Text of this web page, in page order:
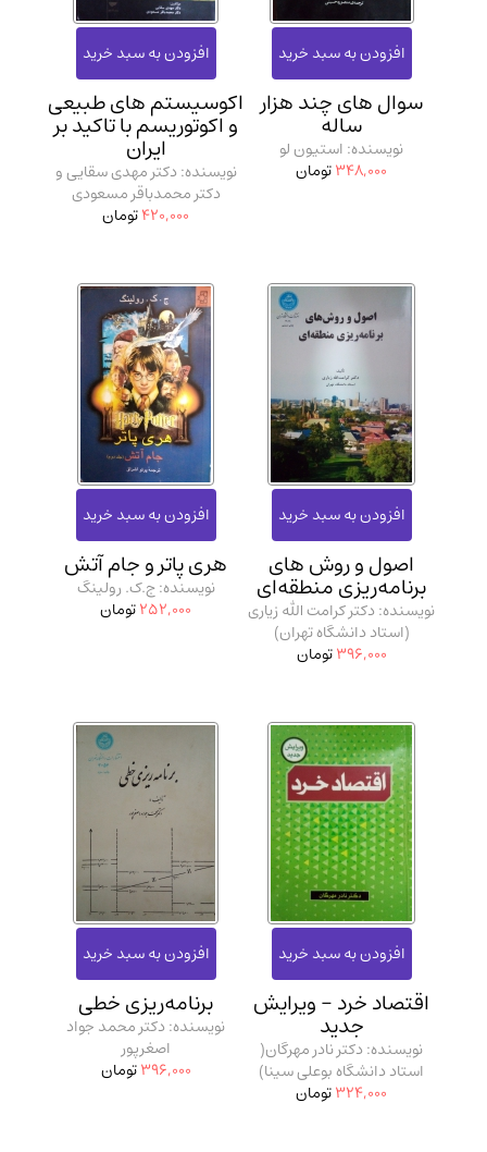
سوال‌ های چند هزار
ساله
نویسنده: استیون لو
348,000تومان
اکوسیستم‌ های طبیعی
و اکوتوریسم با تاکید بر
ایران
نویسنده: دکتر مهدی سقایی و
دکتر محمدباقر مسعودی
420,000تومان
اصول و روش‌ های
برنامه‌ریزی منطقه‌ای
نویسنده: دکتر کرامت الله زیاری
(استاد دانشگاه تهران)
396,000تومان
هری پاتر و جام آتش
نویسنده: ج.ک. رولینگ
252,000تومان
اقتصاد خرد - ویرایش
جدید
نویسنده: دکتر نادر مهرگان(
استاد دانشگاه بوعلی سینا)
324,000تومان
برنامه‌ریزی خطی
نویسنده: دکتر محمد جواد
اصغرپور
396,000تومان